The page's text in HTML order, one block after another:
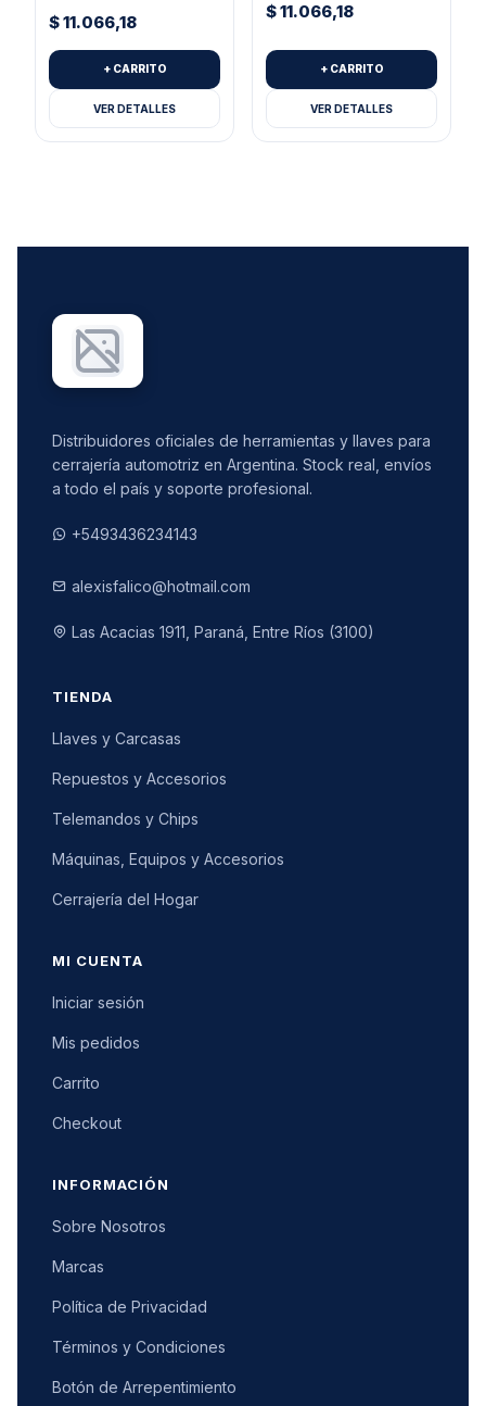
$11.066,18
+ CARRITO
VER DETALLES
$11.066,18
+ CARRITO
VER DETALLES
Distribuidores oficiales de herramientas y llaves para
cerrajería automotriz en Argentina. Stock real, envíos
a todo el país y soporte profesional.
+5493436234143
alexisfalico@hotmail.com
Las Acacias 1911, Paraná, Entre Ríos (3100)
TIENDA
Llaves y Carcasas
Repuestos y Accesorios
Telemandos y Chips
Máquinas, Equipos y Accesorios
Cerrajería del Hogar
MI CUENTA
Iniciar sesión
Mis pedidos
Carrito
Checkout
INFORMACIÓN
Sobre Nosotros
Marcas
Política de Privacidad
Términos y Condiciones
Botón de Arrepentimiento